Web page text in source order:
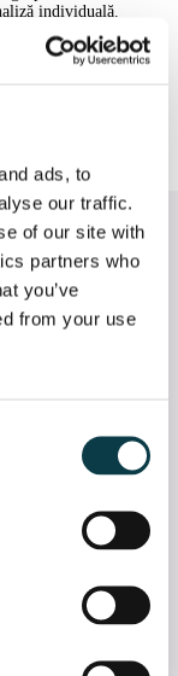
ads, to
our traffic.
of our site with
partners who
you’ve
from your use
individuală.
multestiluri de invatare
ce fel demetode de a
elevilor, de
școlară.